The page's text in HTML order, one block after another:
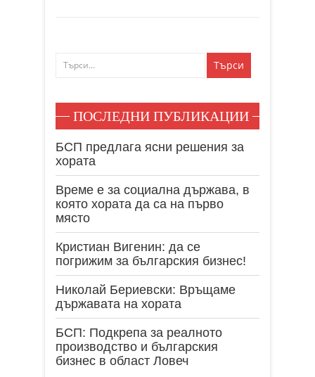
ПОСЛЕДНИ ПУБЛИКАЦИИ
БСП предлага ясни решения за
хората
Време е за социална държава, в
която хората да са на първо
място
Кристиан Вигенин: да се
погрижим за българския бизнес!
Николай Бериевски: Връщаме
държавата на хората
БСП: Подкрепа за реалното
производство и българския
бизнес в област Ловеч